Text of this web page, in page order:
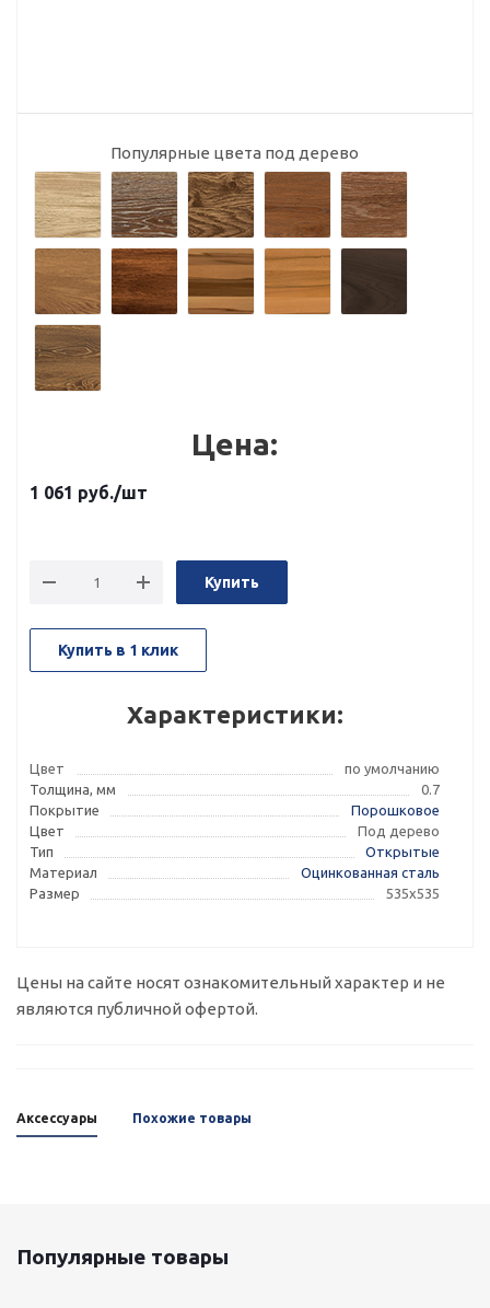
Популярные цвета под дерево
Цена:
1 061 руб./шт
Купить
Купить в 1 клик
Характеристики:
Цвет
по умолчанию
Толщина, мм
0.7
Покрытие
Порошковое
Цвет
Под дерево
Тип
Открытые
Материал
Оцинкованная сталь
Размер
535х535
Цены на сайте носят ознакомительный характер и не
являются публичной офертой.
Аксессуары Похожие товары
Популярные товары